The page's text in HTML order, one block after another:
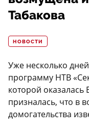
Табакова
НОВОСТИ
Уже несколько
программу НТВ
которой оказалась
призналась, что в
домогательства